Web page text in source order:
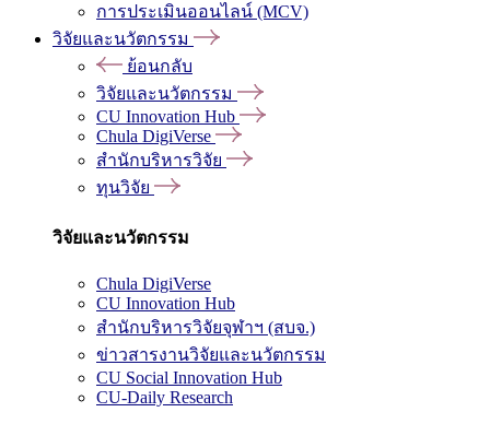
การประเมินออนไลน์ (MCV)
วิจัยและนวัตกรรม
ย้อนกลับ
วิจัยและนวัตกรรม
CU Innovation Hub
Chula DigiVerse
สำนักบริหารวิจัย
ทุนวิจัย
วิจัยและนวัตกรรม
Chula DigiVerse
CU Innovation Hub
สำนักบริหารวิจัยจุฬาฯ (สบจ.)
ข่าวสารงานวิจัยและนวัตกรรม
CU Social Innovation Hub
CU-Daily Research